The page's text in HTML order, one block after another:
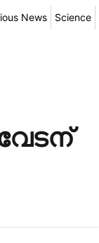
News Science